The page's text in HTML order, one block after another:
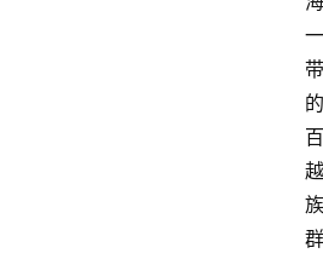
一
带
的
百
越
族
群